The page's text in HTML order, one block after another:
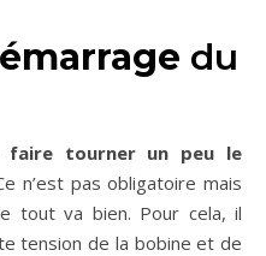
du
faire tourner un peu le
n’est pas obligatoire mais
tout va bien. Pour cela, il
tension de la bobine et de